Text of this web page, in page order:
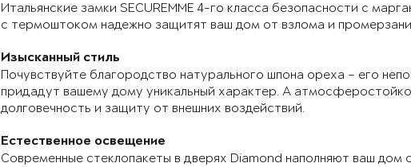
Итальянские замки SECUREMME 4-го класса безопасности с
с термоштоком надежно защитят ваш дом от взлома и
Изысканный стиль
Почувствуйте благородство натурального шпона ореха – его
придадут вашему дому уникальный характер. А
долговечность и защиту от внешних воздействий.
Естественное освещение
Современные стеклопакеты в дверях Diamond наполняют ваш